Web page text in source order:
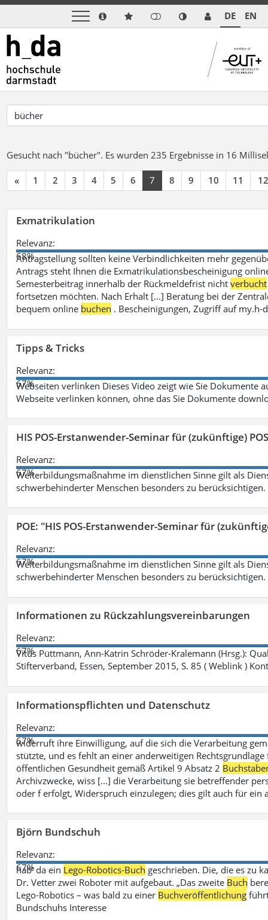
DE EN
Gesucht nach "bücher". Es wurden 235 Ergebnisse in 16
« 1 2 3 4 5 6 7 8 9 10 11 12
Exmatrikulation
Relevanz:
68%
Antragstellung sollten keine Verbindlichkeiten mehr
Antrags steht Ihnen die Exmatrikulationsbescheinigung
Semesterbeitrag innerhalb der Rückmeldefrist nichtverbucht
fortsetzen möchten. Nach Erhalt [...] Beratung bei der
bequem online buchen . Bescheinigungen, Zugriff auf
Tipps & Tricks
Relevanz:
67%
Webseiten verlinken Dieses Video zeigt wie Sie Dokumente
Webseite verlinken können, ohne das Sie Dokumente
HIS POS-Erstanwender-Seminar für (zukünftige)
Relevanz:
67%
Weiterbildungsmaßnahme im dienstlichen Sinne gilt als
schwerbehinderter Menschen besonders zu berücksichtigen.
POE: "HIS POS-Erstanwender-Seminar für
Relevanz:
67%
Weiterbildungsmaßnahme im dienstlichen Sinne gilt als
schwerbehinderter Menschen besonders zu berücksichtigen.
Informationen zu Rückzahlungsvereinbarungen
Relevanz:
67%
Vitus Püttmann, Ann-Katrin Schröder-Kralemann (Hrsg.):
Stifterverband, Essen, September 2015, S. 85 ( Weblink )
Informationspflichten und Datenschutz
Relevanz:
67%
widerruft ihre Einwilligung, auf die sich die Verarbeitung
stützte, und es fehlt an einer anderweitigen
öffentlichen Gesundheit gemäß Artikel 9 Absatz 2
Archivzwecke, wiss [...] die Verarbeitung sie betreffender
oder f erfolgt, Widerspruch einzulegen; dies gilt auch für ein
Björn Bundschuh
Relevanz:
67%
hab‘ da ein Lego-Robotics-Buch geschrieben. Die, die es zu
Dr. Vetter zwei Roboter mit aufgebaut. „Das zweite Buch
Lego-Robotics – was bald zu einer Buchveröffentlichung
Bundschuhs Interesse